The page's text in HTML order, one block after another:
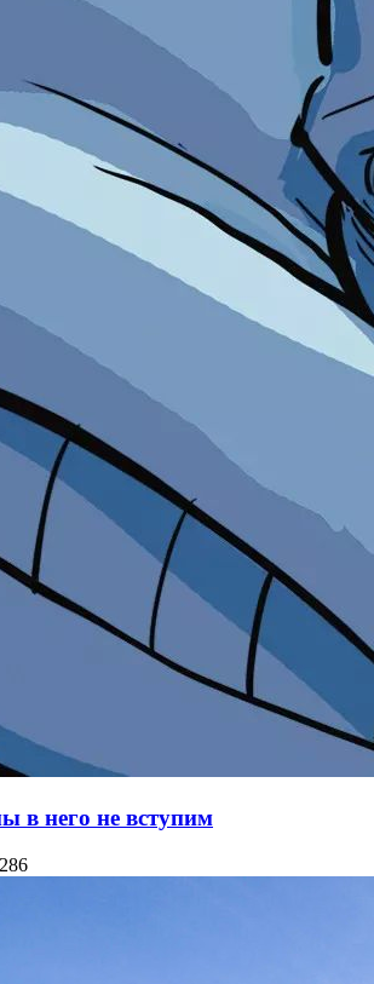
в него не вступим